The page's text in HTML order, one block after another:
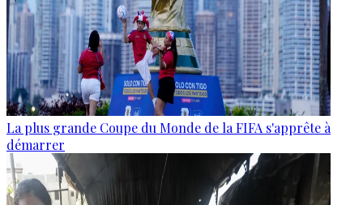
La plus grande Coupe du Monde de la FIFA s'apprête à
démarrer